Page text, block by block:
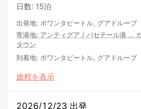
日数: 15泊
出発地: ポワンタピートル, グアドループ
寄港地: アンティグア / バセテール港 …
タウン
到着地: ポワンタピートル, グアドループ
旅程を表示
2026/12/23 出発